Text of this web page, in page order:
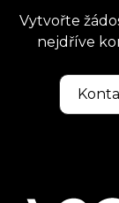
Vytvořte
nejdříve